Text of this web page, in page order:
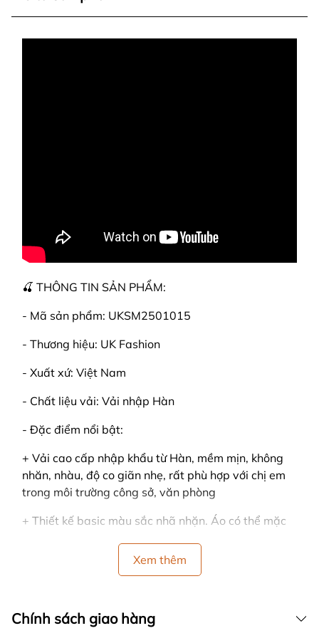
🍒 THÔNG TIN SẢN PHẨM:
- Mã sản phẩm: UKSM2501015
- Thương hiệu: UK Fashion
- Xuất xứ: Việt Nam
- Chất liệu vải: Vải nhập Hàn
- Đặc điểm nổi bật:
+ Vải cao cấp nhập khẩu từ Hàn, mềm mịn, không
nhăn, nhàu, độ co giãn nhẹ, rất phù hợp với chị em
trong môi trường công sở, văn phòng
+ Thiết kế basic màu sắc nhã nhặn. Áo có thể mặc
- Màu sắc: Đen, Đỏ, Vàng
quy đổi kích cỡ)
Xem thêm
Chính sách giao hàng